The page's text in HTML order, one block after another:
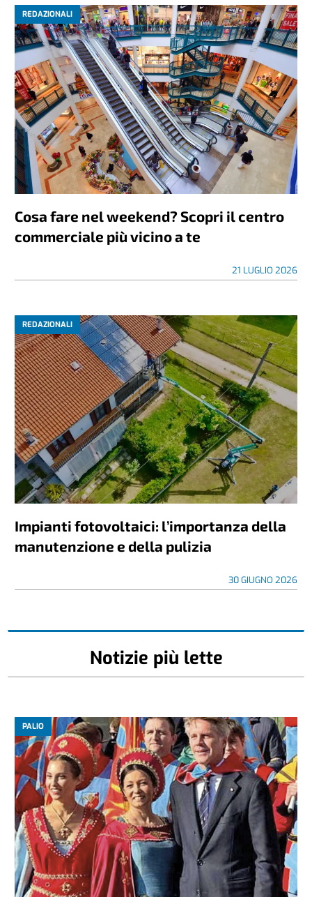
REDAZIONALI
Cosa fare nel weekend? Scopri il centro
commerciale più vicino a te
21 LUGLIO 2026
REDAZIONALI
Impianti fotovoltaici: l’importanza della
manutenzione e della pulizia
30 GIUGNO 2026
Notizie più lette
PALIO